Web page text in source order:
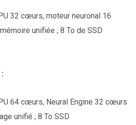
32 cœurs, moteur neuronal 16
unifiée ; 8 To de SSD
64 cœurs, Neural Engine 32 cœurs
unifié ; 8 To SSD